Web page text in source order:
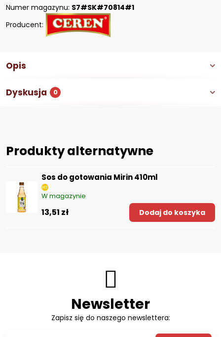
Numer magazynu: S7#SK#70814#1
Producent:
Opis
Dyskusja 0
Produkty alternatywne
Sos do gotowania Mirin 410ml
W magazynie
13,51 zł Dodaj do koszyka
Newsletter
Zapisz się do naszego newslettera: